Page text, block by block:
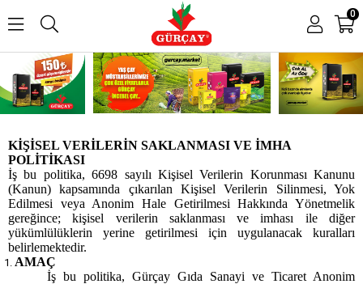
0
KİŞİSEL VERİLERİN SAKLANMASI VE İMHA
POLİTİKASI
İş bu politika, 6698 sayılı Kişisel Verilerin Korunması Kanunu
(Kanun) kapsamında çıkarılan Kişisel Verilerin Silinmesi, Yok
Edilmesi veya Anonim Hale Getirilmesi Hakkında Yönetmelik
gereğince; kişisel verilerin saklanması ve imhası ile diğer
yükümlülüklerin yerine getirilmesi için uygulanacak kuralları
belirlemektedir.
AMAÇ
İş bu politika, Gürçay Gıda Sanayi ve Ticaret Anonim